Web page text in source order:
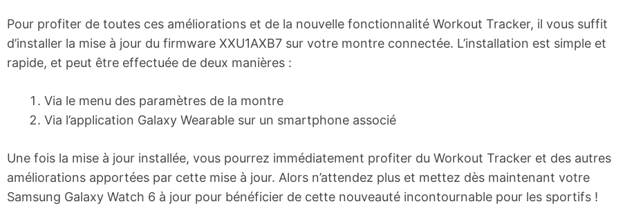
Pour profiter de toutes ces améliorations et de la nouvelle fonctionnalité Workout Tracker, il vous suffit
d’installer la mise à jour du firmware XXU1AXB7 sur votre montre connectée. L’installation est simple et
rapide, et peut être effectuée de deux manières :
Via le menu des paramètres de la montre
Via l’application Galaxy Wearable sur un smartphone associé
Une fois la mise à jour installée, vous pourrez immédiatement profiter du Workout Tracker et des autres
améliorations apportées par cette mise à jour. Alors n’attendez plus et mettez dès maintenant votre
Samsung Galaxy Watch 6 à jour pour bénéficier de cette nouveauté incontournable pour les sportifs !